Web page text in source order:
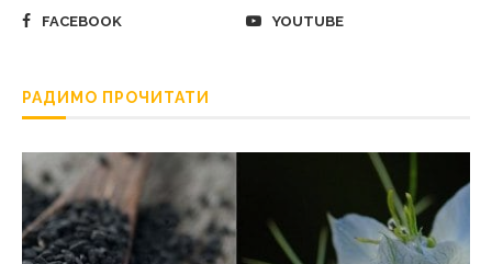
FACEBOOK YOUTUBE
РАДИМО ПРОЧИТАТИ